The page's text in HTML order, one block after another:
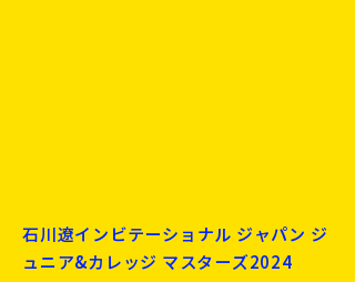
石川遼インビテーショナル ジャパン ジ
ュニア&カレッジ マスターズ2024